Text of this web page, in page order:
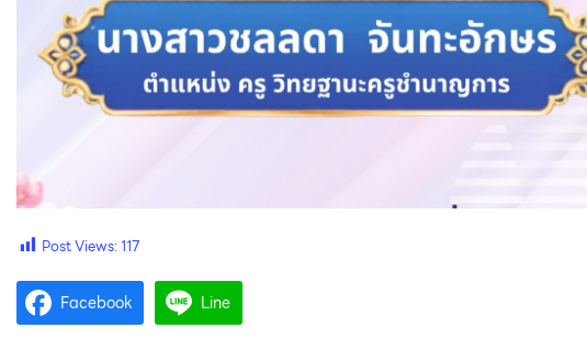
Post Views:117
Facebook Line